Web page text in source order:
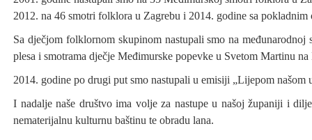
2012. na 46 smotri folklora u Zagrebu i 2014. godine sa
Sa dječjom folklornom skupinom nastupali smo na
plesa i smotrama dječje Međimurske popevke u Svetom Martinu
2014. godine po drugi put smo nastupali u emisiji „Lijepom našom
I nadalje naše društvo ima volje za nastupe u našoj županiji i
nematerijalnu kulturnu baštinu te obradu lana.